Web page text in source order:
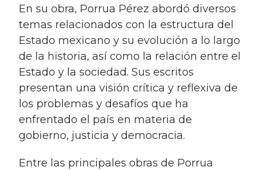
En su obra, Porrua Pérez abordó diversos
temas relacionados con la estructura del
Estado mexicano y su evolución a lo largo
de la historia, así como la relación entre el
Estado y la sociedad. Sus escritos
presentan una visión crítica y reflexiva de
los problemas y desafíos que ha
enfrentado el país en materia de
gobierno, justicia y democracia.
Entre las principales obras de Porrua